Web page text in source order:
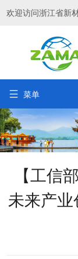
欢迎访问浙江省新
 菜单
【工信
未来产